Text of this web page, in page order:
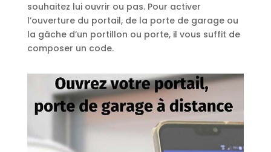
souhaitez lui ouvrir ou pas. Pour activer
l’ouverture du portail, de la porte de garage ou
la gâche d’un portillon ou porte, il vous suffit de
composer un code.